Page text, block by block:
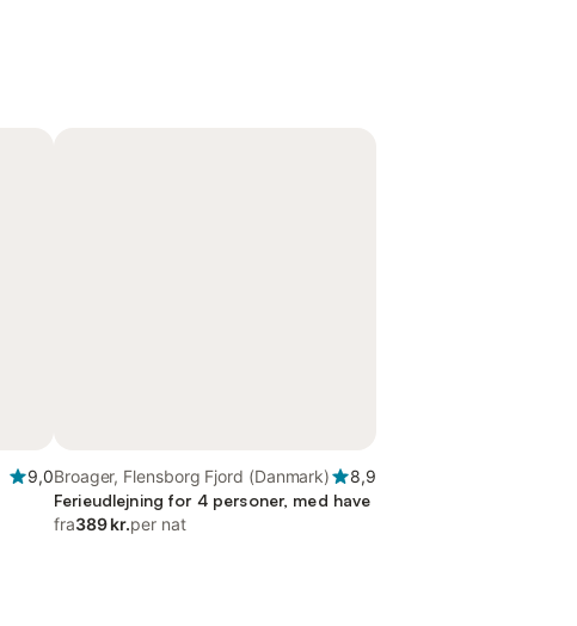
9,0Broager, Flensborg Fjord (Danmark)
8,9
Ferieudlejning for 4 personer, med have
fra389 kr.per nat